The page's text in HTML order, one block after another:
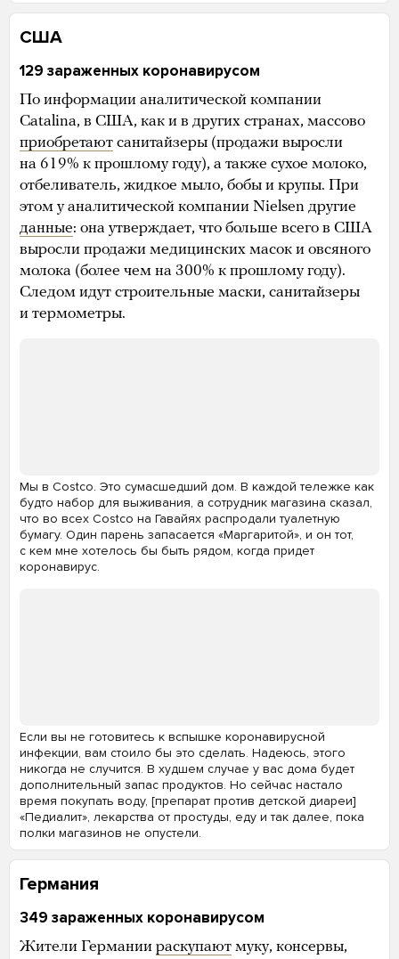
США
129 зараженных коронавирусом
По информации аналитической компании
Catalina, в США, как и в других странах, массово
приобретают санитайзеры (продажи выросли
на 619% к прошлому году), а также сухое молоко,
отбеливатель, жидкое мыло, бобы и крупы. При
этом у аналитической компании Nielsen другие
данные: она утверждает, что больше всего в США
выросли продажи медицинских масок и овсяного
молока (более чем на 300% к прошлому году).
Следом идут строительные маски, санитайзеры
и термометры.
Мы в Costco. Это сумасшедший дом. В каждой тележке как
будто набор для выживания, а сотрудник магазина сказал,
что во всех Costco на Гавайях распродали туалетную
бумагу. Один парень запасается «Маргаритой», и он тот,
с кем мне хотелось бы быть рядом, когда придет
коронавирус.
Если вы не готовитесь к вспышке коронавирусной
инфекции, вам стоило бы это сделать. Надеюсь, этого
никогда не случится. В худшем случае у вас дома будет
дополнительный запас продуктов. Но сейчас настало
время покупать воду, [препарат против детской диареи]
«Педиалит», лекарства от простуды, еду и так далее, пока
полки магазинов не опустели.
Германия
349 зараженных коронавирусом
Жители Германии раскупают муку, консервы,